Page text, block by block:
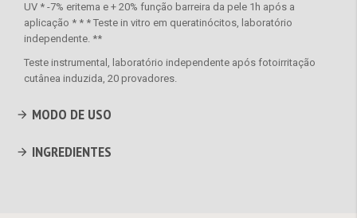
UV * -7% eritema e + 20% função barreira da pele 1h após a
aplicação * * * Teste in vitro em queratinócitos, laboratório
independente. **
Teste instrumental, laboratório independente após fotoirritação
cutânea induzida, 20 provadores.
MODO DE USO
INGREDIENTES